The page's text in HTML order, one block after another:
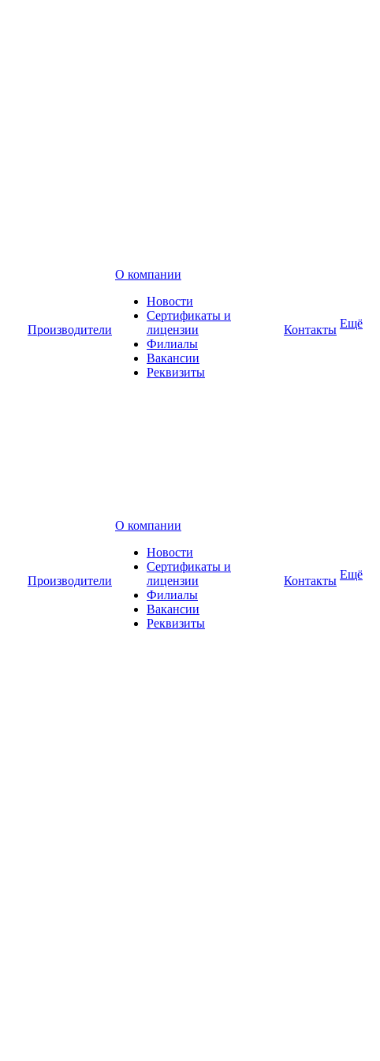
Производители
О компании
Новости
Сертификаты и
лицензии
Филиалы
Вакансии
Реквизиты
Контакты Ещё
Производители
О компании
Новости
Сертификаты и
лицензии
Филиалы
Вакансии
Реквизиты
Контакты Ещё